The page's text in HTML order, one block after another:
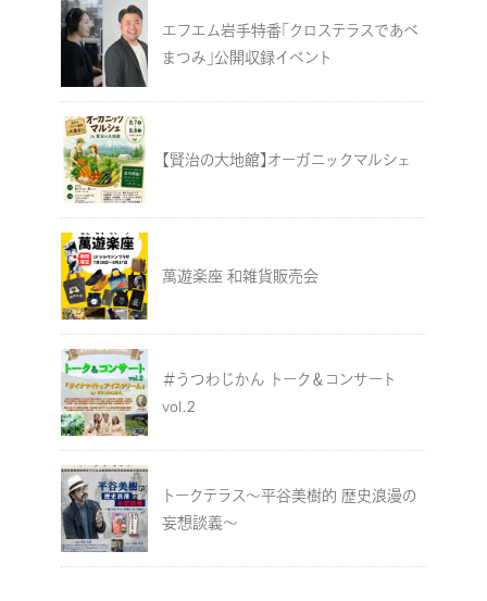
エフエム岩手特番「クロステラスであべ
まつみ」公開収録イベント
【賢治の大地館】オーガニックマルシェ
萬遊楽座 和雑貨販売会
＃うつわじかん トーク＆コンサート
vol.2
トークテラス～平谷美樹的 歴史浪漫の
妄想談義～